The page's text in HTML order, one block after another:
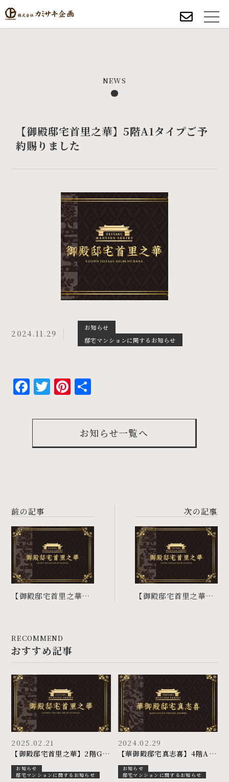
【御殿邸宅首里之華】5階A1タイプご予
約賜りました
NEWS
2024.11.29
お知らせ
邸宅マンションに関するお知らせ
Facebook
Twitter
Pinterest
お知らせ一覧へ
前の記事
【御殿邸宅首里之華】
次の記事
【御殿邸宅首里之華】
RECOMMEND
おすすめ記事
【御殿邸宅首里之華】2階Gタ
イプご予約賜りました
2025.02.21
お知らせ
邸宅マンションに関するお知らせ
【華御殿邸宅真志喜】4階Aタ
イプご予約賜りました
2024.02.29
お知らせ
邸宅マンションに関するお知らせ